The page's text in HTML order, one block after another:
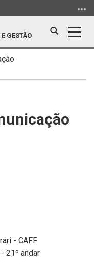
GESTÃO
Abrir
- CAFF
21º andar